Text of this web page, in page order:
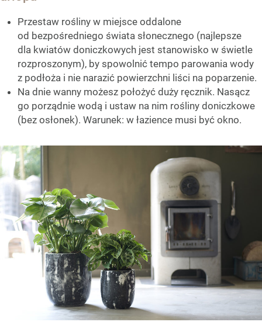
Przestaw rośliny w miejsce oddalone
od bezpośredniego świata słonecznego (najlepsze
dla kwiatów doniczkowych jest stanowisko w świetle
rozproszonym), by spowolnić tempo parowania wody
z podłoża i nie narazić powierzchni liści na poparzenie.
Na dnie wanny możesz położyć duży ręcznik. Nasącz
go porządnie wodą i ustaw na nim rośliny doniczkowe
(bez osłonek). Warunek: w łazience musi być okno.